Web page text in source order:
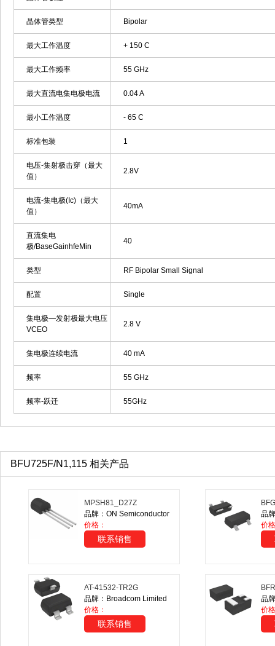
晶体管类型 Bipolar
最大工作温度 + 150 C
最大工作频率 55 GHz
最大直流电集电极电流 0.04 A
最小工作温度 - 65 C
标准包装 1
电压-集射极击穿（最大
值）
2.8V
电流-集电极(Ic)（最大
值）
40mA
直流集电
极/BaseGainhfeMin
40
类型 RF Bipolar Small Signal
配置 Single
集电极—发射极最大电压
VCEO
2.8 V
集电极连续电流 40 mA
频率 55 GHz
频率-跃迁 55GHz
BFU725F/N1,115 相关产品
MPSH81_D27Z
品牌：ON Semiconductor
价格：
联系销售
品
价
AT-41532-TR2G
品牌：Broadcom Limited
价格：
联系销售
价